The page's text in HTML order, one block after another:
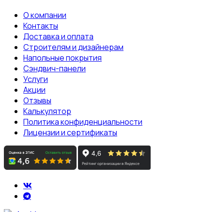
О компании
Контакты
Доставка и оплата
Строителям и дизайнерам
Напольные покрытия
Сэндвич-панели
Услуги
Акции
Отзывы
Калькулятор
Политика конфиденциальности
Лицензии и сертификаты